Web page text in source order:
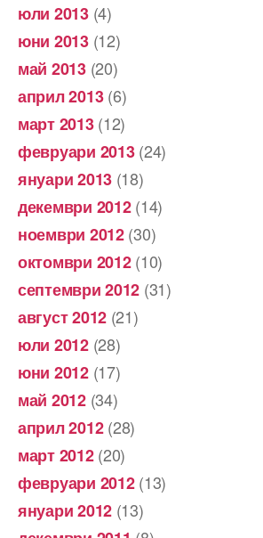
юли 2013(4)
юни 2013(12)
май 2013(20)
април 2013(6)
март 2013(12)
февруари 2013(24)
януари 2013 (18)
декември 2012(14)
ноември 2012(30)
октомври 2012(10)
септември 2012 (31)
август 2012 (21)
юли 2012(28)
юни 2012(17)
май 2012(34)
април 2012(28)
март 2012(20)
февруари 2012(13)
януари 2012 (13)